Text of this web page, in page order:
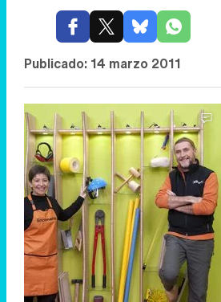
Publicado: 14 marzo 2011